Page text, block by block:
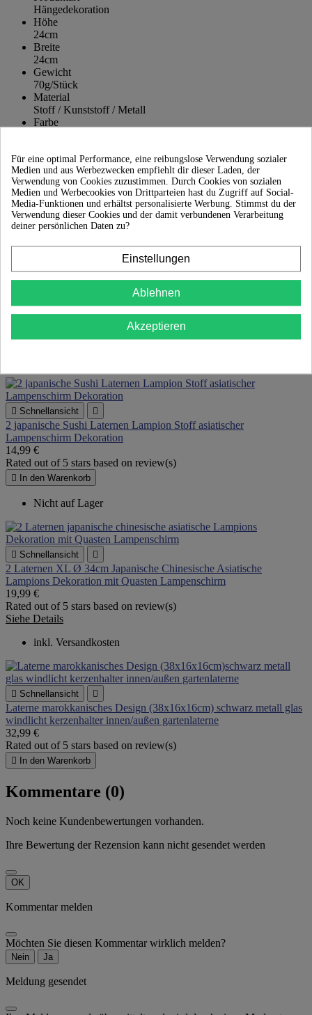
Hängedekoration
Höhe
24cm
Breite
24cm
Gewicht
70g/Stück
Material
Stoff / Kunststoff / Metall
Farbe
bick.shop
Hersteller/EU Verantwortliche Person
Enrico Bick Adresse Johann Schöner Str. 67, Karlstadt,
97753, DE E-Mail: lolafe@bick.info Telefon: 093535019700
Sicher bezahlen
Schneller Versand
14 Tage Widerrufsrecht
Vielleicht gefällt Ihnen auch
 Schnellansicht 
2 japanische Sushi Laternen Lampion Stoff asiatischer
Lampenschirm Dekoration
14,99 €
Rated out of 5 stars based on review(s)
 In den Warenkorb
Nicht auf Lager
 Schnellansicht 
2 Laternen XL Ø 34cm Japanische Chinesische Asiatische
Lampions Dekoration mit Quasten Lampenschirm
19,99 €
Rated out of 5 stars based on review(s)
Siehe Details
inkl. Versandkosten
 Schnellansicht 
Laterne marokkanisches Design (38x16x16cm) schwarz metall glas
windlicht kerzenhalter innen/außen gartenlaterne
32,99 €
Rated out of 5 stars based on review(s)
 In den Warenkorb
Kommentare (0)
Noch keine Kundenbewertungen vorhanden.
Ihre Bewertung der Rezension kann nicht gesendet werden
OK
Kommentar melden
Möchten Sie diesen Kommentar wirklich melden?
Nein Ja
Meldung gesendet
Für eine optimal Performance, eine reibungslose Verwendung sozialer
Medien und aus Werbezwecken empfiehlt dir dieser Laden, der
Verwendung von Cookies zuzustimmen. Durch Cookies von sozialen
Medien und Werbecookies von Drittparteien hast du Zugriff auf Social-
Media-Funktionen und erhältst personalisierte Werbung. Stimmst du der
Verwendung dieser Cookies und der damit verbundenen Verarbeitung
deiner persönlichen Daten zu?
Einstellungen
Ablehnen
Akzeptieren